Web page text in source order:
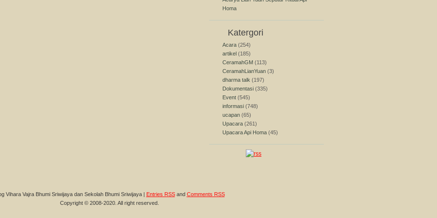
Homa
Katergori
Acara (254)
artikel (185)
CeramahGM (113)
CeramahLianYuan (3)
dharma talk (197)
Dokumentasi (335)
Event (545)
informasi (748)
ucapan (65)
Upacara (261)
Upacara Api Homa (45)
Vihara Vajra Bhumi Sriwijaya dan Sekolah Bhumi Sriwijaya | Entries RSSand Comments RSS
Copyright © 2008-2020. All right reserved.